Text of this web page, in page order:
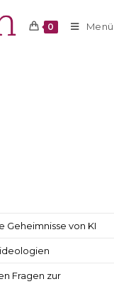
0 Menü
Geheimnisse von KI
Fragen zur